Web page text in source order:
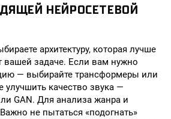
НЕЙРОСЕТЕВОЙ
архитектуру, которая лучше
вашей задаче. Если вам нужно
— выбирайте трансформеры или
улучшить качество звука —
GAN. Для анализа жанра и
не пытаться «подогнать»